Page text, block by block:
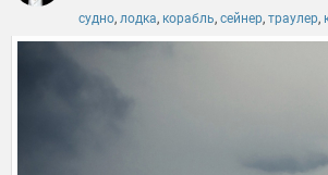
судно, лодка, корабль, сейнер, траулер,